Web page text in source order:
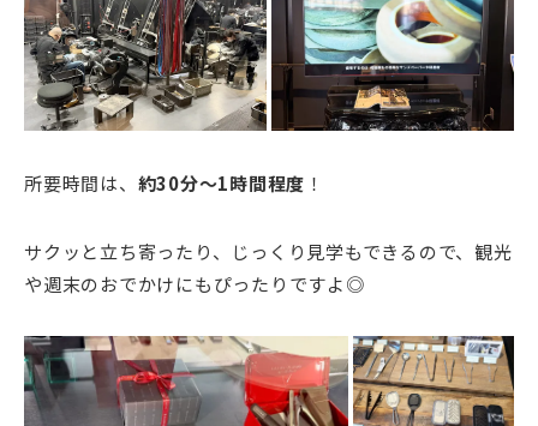
所要時間は、 約30分〜1時間程度 ！
サクッと立ち寄ったり、じっくり見学もできるので、観光
や週末のおでかけにもぴったりですよ◎